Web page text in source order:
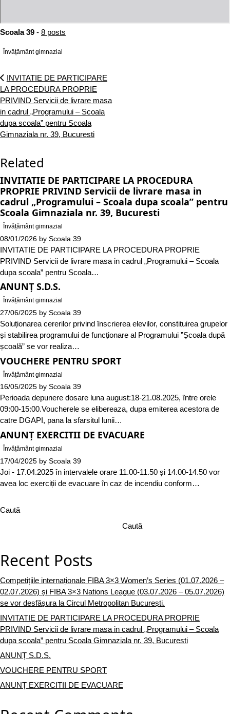
Scoala 39 - 8 posts
Învățământ gimnazial
INVITATIE DE PARTICIPARE
LA PROCEDURA PROPRIE
PRIVIND Servicii de livrare masa
in cadrul „Programului – Scoala
dupa scoala” pentru Scoala
Gimnaziala nr. 39, Bucuresti
Related
INVITATIE DE PARTICIPARE LA PROCEDURA
PROPRIE PRIVIND Servicii de livrare masa in
cadrul „Programului – Scoala dupa scoala” pentru
Scoala Gimnaziala nr. 39, Bucuresti
Învățământ gimnazial
08/01/2026 by Scoala 39
INVITATIE DE PARTICIPARE LA PROCEDURA PROPRIE
PRIVIND Servicii de livrare masa in cadrul „Programului – Scoala
dupa scoala” pentru Scoala…
ANUNȚ S.D.S.
Învățământ gimnazial
27/06/2025 by Scoala 39
Soluționarea cererilor privind înscrierea elevilor, constituirea grupelor
și stabilirea programului de funcționare al Programului ”Școala după
școală” se vor realiza…
VOUCHERE PENTRU SPORT
Învățământ gimnazial
16/05/2025 by Scoala 39
Perioada depunere dosare luna august:18-21.08.2025, între orele
09:00-15:00.Voucherele se elibereaza, dupa emiterea acestora de
catre DGAPI, pana la sfarsitul lunii…
ANUNȚ EXERCITII DE EVACUARE
Învățământ gimnazial
17/04/2025 by Scoala 39
Joi - 17.04.2025 în intervalele orare 11.00-11.50 și 14.00-14.50 vor
avea loc exerciții de evacuare în caz de incendiu conform…
Caută
Caută
Recent Posts
Competițiile internaționale FIBA 3×3 Women’s Series (01.07.2026 –
02.07.2026) și FIBA 3×3 Nations League (03.07.2026 – 05.07.2026)
se vor desfășura la Circul Metropolitan București.
INVITATIE DE PARTICIPARE LA PROCEDURA PROPRIE
PRIVIND Servicii de livrare masa in cadrul „Programului – Scoala
dupa scoala” pentru Scoala Gimnaziala nr. 39, Bucuresti
ANUNȚ S.D.S.
VOUCHERE PENTRU SPORT
ANUNȚ EXERCITII DE EVACUARE